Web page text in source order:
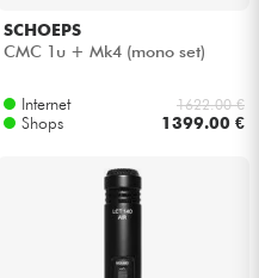
SCHOEPS
CMC 1u + Mk4 (mono set)
Internet
Shops
1622.00 €
1399.00 €